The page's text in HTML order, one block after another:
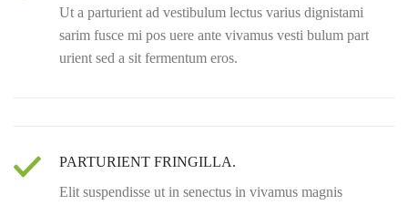
Ut a parturient ad vestibulum lectus varius dignistami
sarim fusce mi pos uere ante vivamus vesti bulum part
urient sed a sit fermentum eros.
PARTURIENT FRINGILLA.
Elit suspendisse ut in senectus in vivamus magnis